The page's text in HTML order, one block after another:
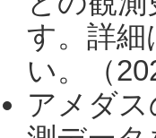
す。詳細
い。（
アメダ